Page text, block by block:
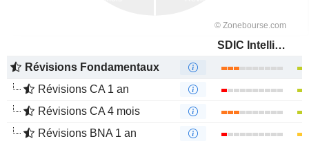
SDIC Intelligence Information Technology Co., Ltd.
Révisions Fondamentaux
Révisions CA 1 an
Révisions CA 4 mois
Révisions BNA 1 an